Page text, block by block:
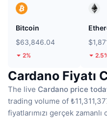
Bitcoin
$63,846.04
2%
Cardano Fiyatı
The live Cardano price
trading volume of
fiyatlarımızı gerçek